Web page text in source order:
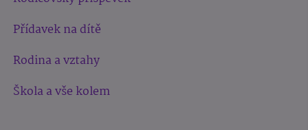
Přídavek na dítě
Rodina a vztahy
Škola a vše kolem